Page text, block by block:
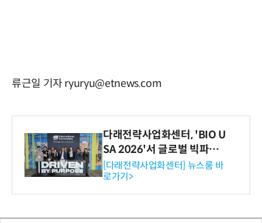
류근일 기자 ryuryu@etnews.com
다래전략사업화센터, 'BIO U
SA 2026'서 글로벌 빅파마
와의 비즈니스 미팅 지원…K
-바이오 해외 진출 교두보 확
보
[다래전략사업화센터] 뉴스룸 바
로가기>